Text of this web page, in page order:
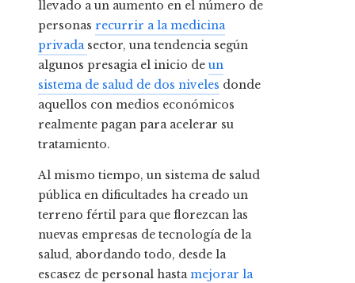
llevado a un aumento en el número de
personas recurrir a la medicina
privada sector, una tendencia según
algunos presagia el inicio de un
sistema de salud de dos niveles donde
aquellos con medios económicos
realmente pagan para acelerar su
tratamiento.
Al mismo tiempo, un sistema de salud
pública en dificultades ha creado un
terreno fértil para que florezcan las
nuevas empresas de tecnología de la
salud, abordando todo, desde la
escasez de personal hastamejorar la